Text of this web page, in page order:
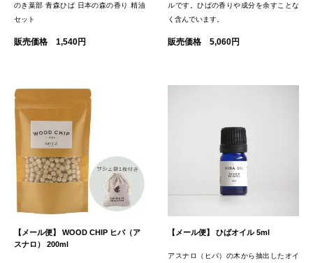
のき葉部 青森ひば 日本の森の香り 精油
セット
販売価格 1,540円
ルです。ひばの香りや成分を余すことな
く含んでいます。
販売価格 5,060円
【メール便】 WOOD CHIP ヒバ（ア
スナロ） 200ml
【メール便】 ひばオイル 5ml
アスナロ（ヒバ）の木から抽出したオイ